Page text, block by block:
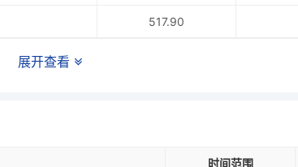
517.90
展开查看
时间范围